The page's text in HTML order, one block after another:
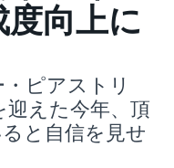
向上に
ピアストリ
迎えた今年、頂
と自信を見せ